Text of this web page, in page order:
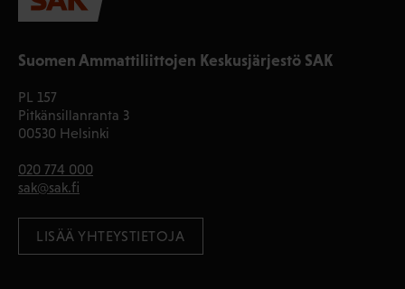
Suomen Ammattiliittojen Keskusjärjestö SAK
PL 157
Pitkänsillanranta 3
00530 Helsinki
020 774 000
sak@sak.fi
LISÄÄ YHTEYSTIETOJA